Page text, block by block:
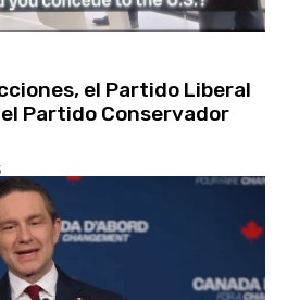
el Partido Liberal
Partido Conservador